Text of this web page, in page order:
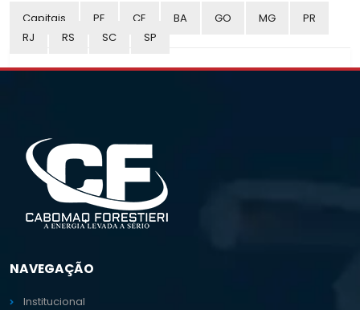
Capitais PE CE BA GO MG
PR
RJ
RS SC SP
NAVEGAÇÃO
Institucional